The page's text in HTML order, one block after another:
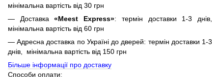
мінімальна вартість від 30 грн
— Доставка«Meest Express»: термін доставки 1-3 днів,
мінімальна вартість від 60 грн
— Адресна доставка по Україні до дверей: термін доставки 1-3
днів, мінімальна вартість від 150 грн
Більше інформації про доставку
Способи оплати: